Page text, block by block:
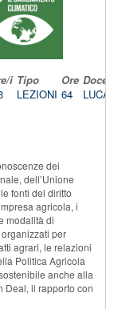
i Tipo Ore
LEZIONI 64 LUCA
dei
dell’Unione
fonti del diritto
agricola, i
modalità di
per
agrari, le relazioni
Politica Agricola
anche alla
Deal, il rapporto con